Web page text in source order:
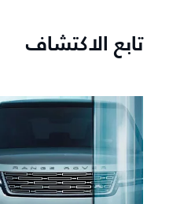
تابع الاكتشاف